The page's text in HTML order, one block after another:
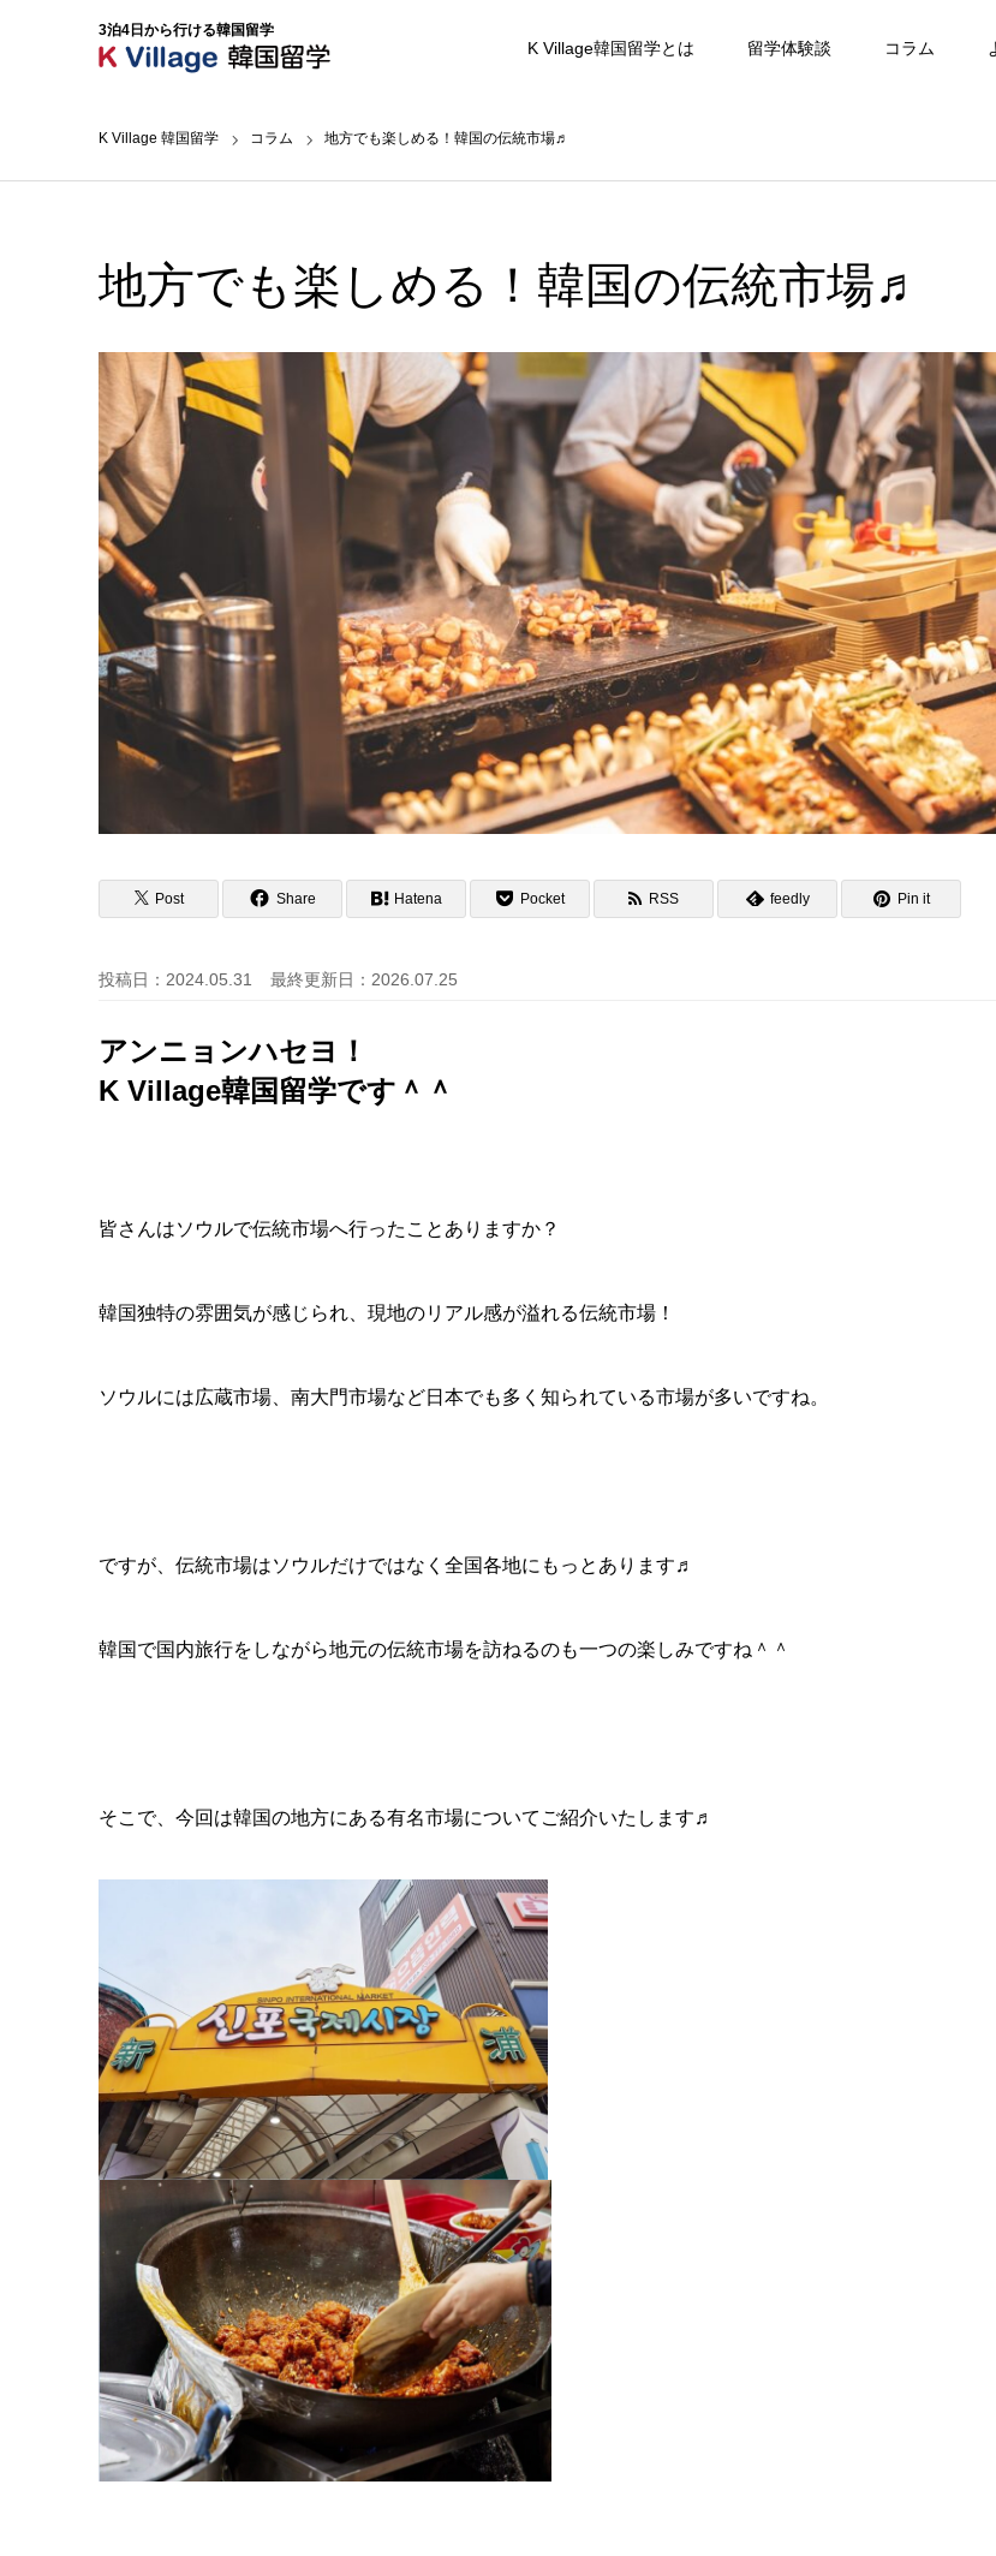
3泊4日から行ける韓国留学
K Village韓国留学とは 留学体験談 コラム
K Village 韓国留学 コラム 地方でも楽しめる！韓国の伝統市場♬
地方でも楽しめる！韓国の伝統市場♬
Post Share Hatena Pocket RSS feedly Pin it
投稿日：2024.05.31 最終更新日：2026.07.25
アンニョンハセヨ！
K Village韓国留学です＾＾
皆さんはソウルで伝統市場へ行ったことありますか？
韓国独特の雰囲気が感じられ、現地のリアル感が溢れる伝統市場！
ソウルには広蔵市場、南大門市場など日本でも多く知られている市場が多いですね。
ですが、伝統市場はソウルだけではなく全国各地にもっとあります♬
韓国で国内旅行をしながら地元の伝統市場を訪ねるのも一つの楽しみですね＾＾
そこで、今回は韓国の地方にある有名市場についてご紹介いたします♬